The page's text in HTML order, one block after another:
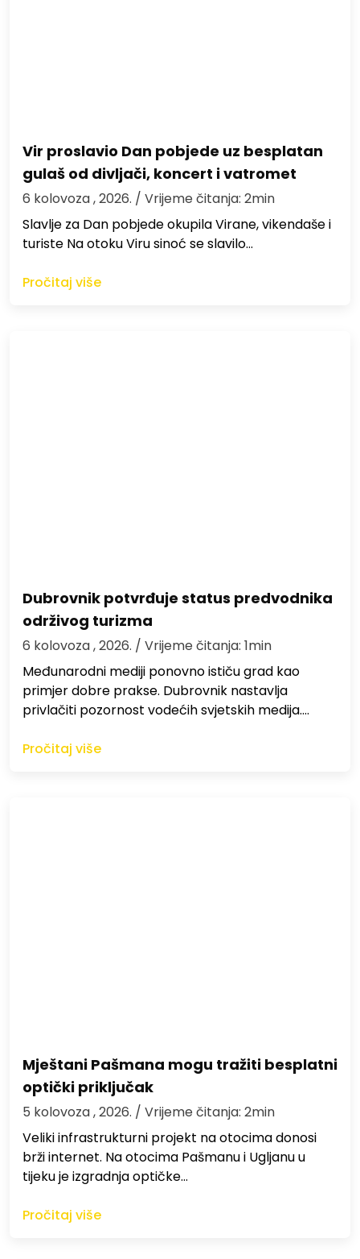
Vir proslavio Dan pobjede uz besplatan
gulaš od divljači, koncert i vatromet
6 kolovoza , 2026. / Vrijeme čitanja: 2min
Slavlje za Dan pobjede okupila Virane, vikendaše i
turiste Na otoku Viru sinoć se slavilo…
Pročitaj više
Dubrovnik potvrđuje status predvodnika
održivog turizma
6 kolovoza , 2026. / Vrijeme čitanja: 1min
Međunarodni mediji ponovno ističu grad kao
primjer dobre prakse. Dubrovnik nastavlja
privlačiti pozornost vodećih svjetskih medija.…
Pročitaj više
Mještani Pašmana mogu tražiti besplatni
optički priključak
5 kolovoza , 2026. / Vrijeme čitanja: 2min
Veliki infrastrukturni projekt na otocima donosi
brži internet. Na otocima Pašmanu i Ugljanu u
tijeku je izgradnja optičke…
Pročitaj više